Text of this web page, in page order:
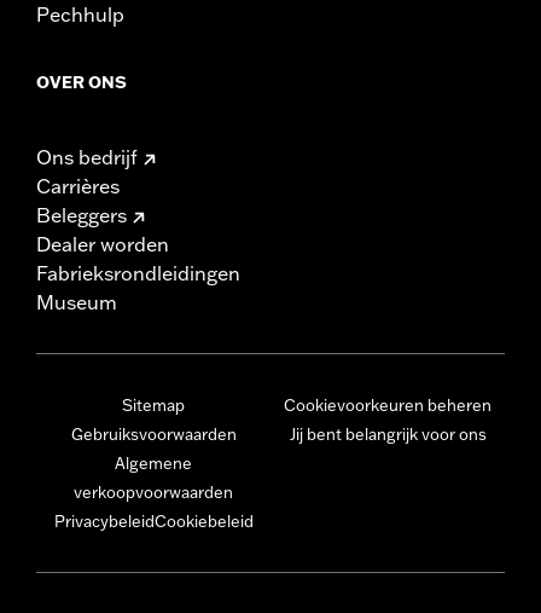
Pechhulp
OVER ONS
Ons bedrijf
Carrières
Beleggers
Dealer worden
Fabrieksrondleidingen
Museum
Sitemap
Gebruiksvoorwaarden
Algemene
verkoopvoorwaarden
PrivacybeleidCookiebeleid
Cookievoorkeuren beheren
Jij bent belangrijk voor ons